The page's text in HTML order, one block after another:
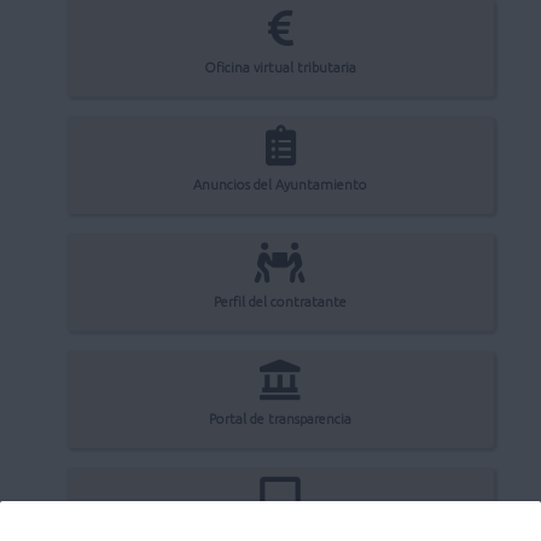
Oficina virtual tributaria
Anuncios del Ayuntamiento
Perfil del contratante
Portal de transparencia